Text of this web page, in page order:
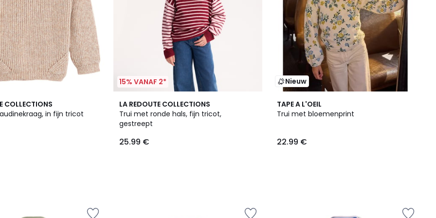
COLLECTIONS
in fijn tricot
15% VANAF 2*
LA REDOUTE COLLECTIONS
Trui met ronde hals, fijn tricot,
gestreept
25.99 €
Nieuw
TAPE A L'OEIL
Trui met bloemenprint
22.99 €